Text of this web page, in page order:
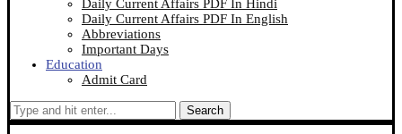
Daily Current Affairs PDF In Hindi
Daily Current Affairs PDF In English
Abbreviations
Important Days
Education
Admit Card
Search